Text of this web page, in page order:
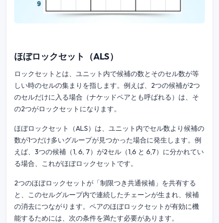
ほぼロックセット（ALS）
ロックセットとは、ユニット内で候補の数とそのセル数が等
しい時のセルの集まりを指します。例えば、2つの候補が2つ
のセルだけに入る場合（ナケッドペアとも呼ばれる）は、そ
の2つがロックセットになります。
ほぼロックセット（ALS）は、ユニット内でセル数より候補の
数が1つだけ多いグループが見つかった場合に発生します。例
えば、3つの候補（1, 6, 7）が2セル（1,6 と 6,7）に分かれてい
る場合、これがほぼロックセットです。
2つのほぼロックセットが「制限つき共通候補」を共有する
と、このセルグループ内で連続したチェーンが生まれ、候補
の消去につながります。ペアのほぼロックセットが有効に機
能するためには、次の条件を満たす必要があります。